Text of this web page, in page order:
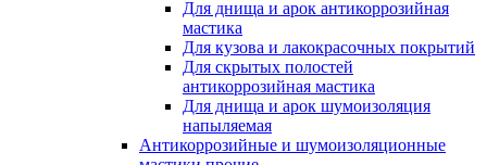
Для днища и арок антикоррозийная
мастика
Для кузова и лакокрасочных покрытий
Для скрытых полостей
антикоррозийная мастика
Для днища и арок шумоизоляция
напыляемая
Антикоррозийные и шумоизоляционные